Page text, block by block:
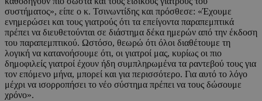
συστήματος», είπε ο κ. Τσινωντίδης και πρόσθεσε: «Έχουμε
ενημερώσει και τους γιατρούς ότι τα επείγοντα παραπεμπτικά
πρέπει να διευθετούνται σε διάστημα δέκα ημερών από την έκδοση
του παραπεμπτικού. Ωστόσο, θεωρώ ότι όλοι διαθέτουμε τη
λογική να κατανοήσουμε ότι, οι γιατροί μας, κυρίως οι πιο
δημοφιλείς γιατροί έχουν ήδη συμπληρωμένα τα ραντεβού τους για
τον επόμενο μήνα, μπορεί και για περισσότερο. Για αυτό το λόγο
μέχρι να ισορροπήσει το νέο σύστημα πρέπει να τους δώσουμε
χρόνο».